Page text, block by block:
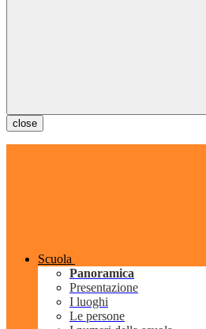
close
Scuola
Panoramica
Presentazione
I luoghi
Le persone